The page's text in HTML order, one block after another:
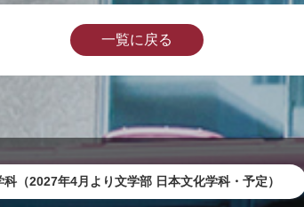
一覧に戻る
科（2027年4月より文学部 日本文化学科・予定）